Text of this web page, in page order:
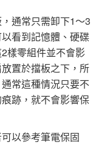
通常只需卸下1～3
看到記憶體、硬碟
樣零組件並不會影
置於擋板之下，所
常這種情況只要不
跡，就不會影響保
以參考筆電保固